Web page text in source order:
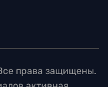
права защищены.